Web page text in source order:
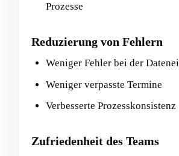
Prozesse
Reduzierung von Fehlern
Weniger Fehler bei der
Weniger verpasste Termine
Verbesserte Prozesskonsistenz
Zufriedenheit des Teams